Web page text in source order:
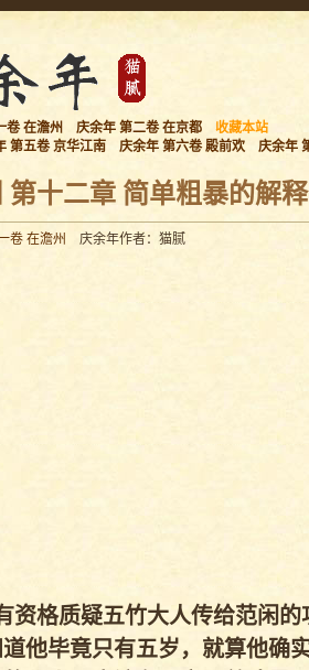
卷 在澹州 庆余年 第二卷 在京都
收藏本站
第五卷 京华江南 庆余年 第六卷 殿前欢 庆余年
第十二章 简单粗暴的解释
卷 在澹州 庆余年作者：猫腻
格质疑五竹大人传给范闲的
他毕竟只有五岁，就算他确